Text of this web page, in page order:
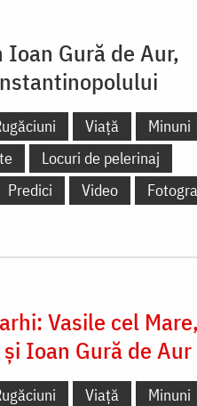
Gură de Aur,
Viață
Minuni
Locuri de pelerinaj
Predici Video
Vasile cel Mare,
Ioan Gură de Aur
Viață
Minuni